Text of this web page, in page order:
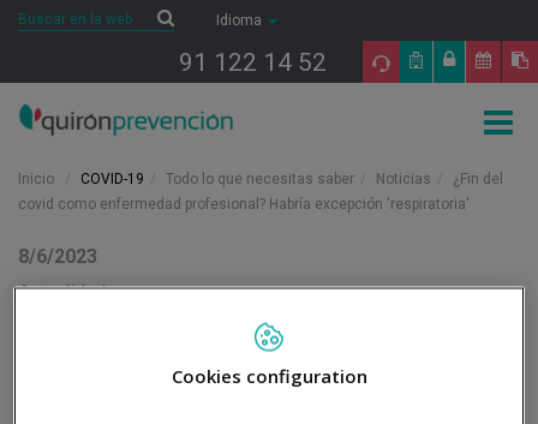
Saltar al contenido
Buscar
Idioma
91 122 14 52
Inicio COVID-19 Todo lo que necesitas saber Noticias
¿Fin del
covid como enfermedad profesional? Habría excepción 'respiratoria'
8/6/2023
Actualidad
¿Fin del covid como
Cookies configuration